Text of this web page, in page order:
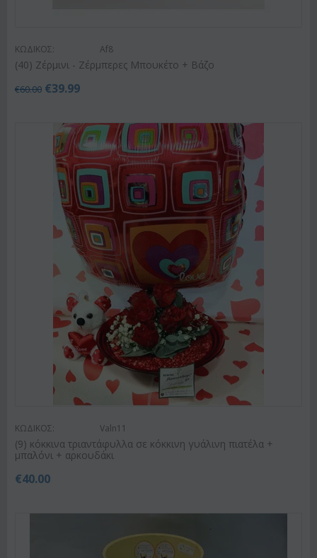
ΚΩΔΙΚΟΣ: Af8
(40) Ζέρμινι - Ζέρμπερες Μπουκέτο + Βάζο
€60.00 €39.99
ΚΩΔΙΚΟΣ: Valn11
(9) κόκκινα τριαντάφυλλα σε κόκκινη γυάλινη πιατέλα +
μπαλόνι + αρκουδάκι
€40.00